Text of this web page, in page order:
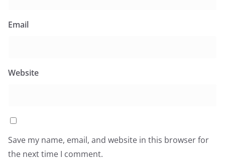
Email
Website
Save my name, email, and website in this browser for
the next time I comment.